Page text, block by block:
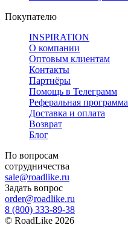
Покупателю
INSPIRATION
О компании
Оптовым клиентам
Контакты
Партнёры
Помощь в Телеграмм
Реферальная программа
Доставка и оплата
Возврат
Блог
По вопросам
сотрудничества
sale@roadlike.ru
Задать вопрос
order@roadlike.ru
8 (800) 333-89-38
© RoadLike 2026